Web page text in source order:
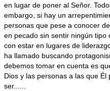
en lugar de poner al Señor.
embargo, si hay un
personas que pese a conocer
en pecado sin sentir ningún
con estar en lugares de
ha llamado buscando
debemos tomar en cuenta es
Dios y las personas a las que
ser......